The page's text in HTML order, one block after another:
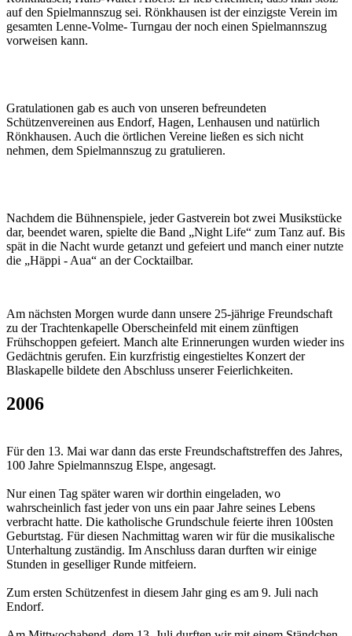
auf den Spielmannszug sei. Rönkhausen ist der einzigste Verein im
gesamten Lenne-Volme- Turngau der noch einen Spielmannszug
vorweisen kann.
Gratulationen gab es auch von unseren befreundeten
Schützenvereinen aus Endorf, Hagen, Lenhausen und natürlich
Rönkhausen. Auch die örtlichen Vereine ließen es sich nicht
nehmen, dem Spielmannszug zu gratulieren.
Nachdem die Bühnenspiele, jeder Gastverein bot zwei Musikstücke
dar, beendet waren, spielte die Band „Night Life“ zum Tanz auf. Bis
spät in die Nacht wurde getanzt und gefeiert und manch einer nutzte
die „Häppi - Aua“ an der Cocktailbar.
Am nächsten Morgen wurde dann unsere 25-jährige Freundschaft
zu der Trachtenkapelle Oberscheinfeld mit einem zünftigen
Frühschoppen gefeiert. Manch alte Erinnerungen wurden wieder ins
Gedächtnis gerufen. Ein kurzfristig eingestieltes Konzert der
Blaskapelle bildete den Abschluss unserer Feierlichkeiten.
2006
Für den 13. Mai war dann das erste Freundschaftstreffen des Jahres,
100 Jahre Spielmannszug Elspe, angesagt.
Nur einen Tag später waren wir dorthin eingeladen, wo
wahrscheinlich fast jeder von uns ein paar Jahre seines Lebens
verbracht hatte. Die katholische Grundschule feierte ihren 100sten
Geburtstag. Für diesen Nachmittag waren wir für die musikalische
Unterhaltung zuständig. Im Anschluss daran durften wir einige
Stunden in geselliger Runde mitfeiern.
Zum ersten Schützenfest in diesem Jahr ging es am 9. Juli nach
Endorf.